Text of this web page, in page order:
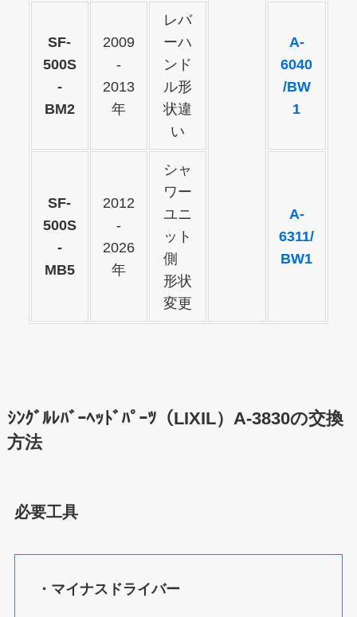
SF-
500S
-
BM2
2009
-
2013
年
レバ
ーハ
ンド
ル形
状違
い
A-
6040
/BW
1
SF-
500S
-
MB5
2012
-
2026
年
シャ
ワー
ユニ
ット
側
形状
変更
A-
6311/
BW1
ｼﾝｸﾞﾙﾚﾊﾞｰﾍｯﾄﾞﾊﾟｰﾂ（LIXIL）A-3830の交換
方法
必要工具
・マイナスドライバー